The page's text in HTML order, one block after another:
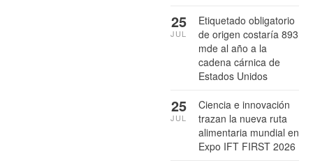
Etiquetado obligatorio
de origen costaría 893
mde al año a la
cadena cárnica de
Estados Unidos
25
JUL
Ciencia e innovación
trazan la nueva ruta
alimentaria mundial en
Expo IFT FIRST 2026
25
JUL